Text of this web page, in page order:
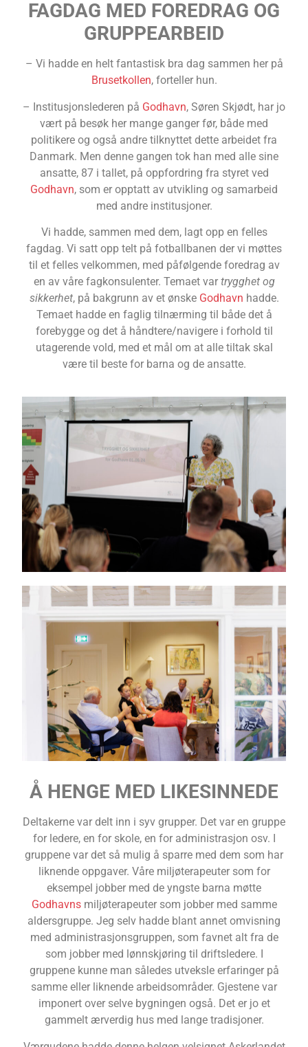
FAGDAG MED FOREDRAG OG
GRUPPEARBEID
– Vi hadde en helt fantastisk bra dag sammen her på
Brusetkollen, forteller hun.
– Institusjonslederen på Godhavn, Søren Skjødt, har jo
vært på besøk her mange ganger før, både med
politikere og også andre tilknyttet dette arbeidet fra
Danmark. Men denne gangen tok han med alle sine
ansatte, 87 i tallet, på oppfordring fra styret ved
Godhavn, som er opptatt av utvikling og samarbeid
med andre institusjoner.
Vi hadde, sammen med dem, lagt opp en felles
fagdag. Vi satt opp telt på fotballbanen der vi møttes
til et felles velkommen, med påfølgende foredrag av
en av våre fagkonsulenter. Temaet var trygghet og
sikkerhet, på bakgrunn av et ønske Godhavn hadde.
Temaet hadde en faglig tilnærming til både det å
forebygge og det å håndtere/navigere i forhold til
utagerende vold, med et mål om at alle tiltak skal
være til beste for barna og de ansatte.
Å HENGE MED LIKESINNEDE
Deltakerne var delt inn i syv grupper. Det var en gruppe
for ledere, en for skole, en for administrasjon osv. I
gruppene var det så mulig å sparre med dem som har
liknende oppgaver. Våre miljøterapeuter som for
eksempel jobber med de yngste barna møtte
Godhavnsmiljøterapeuter som jobber med samme
aldersgruppe. Jeg selv hadde blant annet omvisning
med administrasjonsgruppen, som favnet alt fra de
som jobber med lønnskjøring til driftsledere. I
gruppene kunne man således utveksle erfaringer på
samme eller liknende arbeidsområder. Gjestene var
imponert over selve bygningen også. Det er jo et
gammelt ærverdig hus med lange tradisjoner.